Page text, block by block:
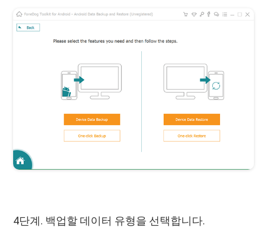
4단계. 백업할 데이터 유형을 선택합니다.